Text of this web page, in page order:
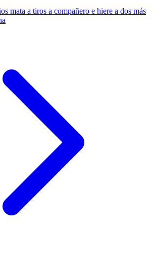
mata a tiros a compañero e hiere a dos más